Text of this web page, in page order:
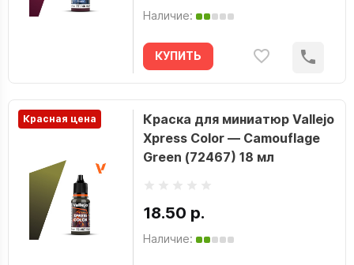
Наличие:
КУПИТЬ
Красная цена
Краска для миниатюр Vallejo
Xpress Color — Camouflage
Green (72467) 18 мл
18.50 р.
Наличие: